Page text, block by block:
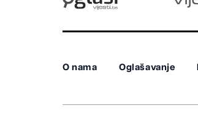
O nama Oglašavanje